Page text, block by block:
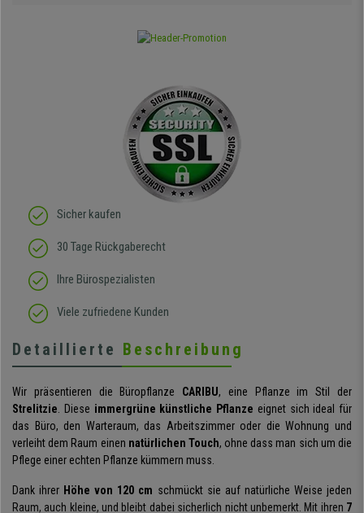
Sicher kaufen
30 Tage Rückgaberecht
Ihre Bürospezialisten
Viele zufriedene Kunden
Detaillierte Beschreibung
Wir präsentieren die Büropflanze CARIBU, eine Pflanze im Stil der
Strelitzie. Diese immergrüne künstliche Pflanze eignet sich ideal für
das Büro, den Warteraum, das Arbeitszimmer oder die Wohnung und
verleiht dem Raum einen natürlichen Touch, ohne dass man sich um die
Pflege einer echten Pflanze kümmern muss.
Dank ihrer Höhe von 120 cm schmückt sie auf natürliche Weise jeden
Raum, auch kleine, und bleibt dabei sicherlich nicht unbemerkt. Mit ihren 7